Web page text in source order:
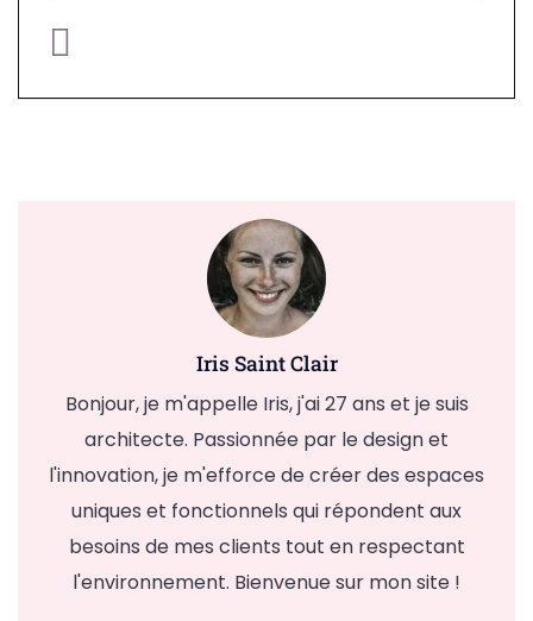
Iris Saint Clair
Bonjour, je m'appelle Iris, j'ai 27 ans et je suis
architecte. Passionnée par le design et
l'innovation, je m'efforce de créer des espaces
uniques et fonctionnels qui répondent aux
besoins de mes clients tout en respectant
l'environnement. Bienvenue sur mon site !